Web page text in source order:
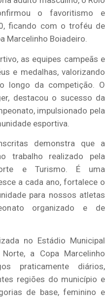
o favoritismo e
ficando com o troféu de
Marcelinho Boiadeiro.
as equipes campeãs e
e medalhas, valorizando
longo da competição. O
destacou o sucesso da
impulsionado pela
esportiva.
demonstra que a
trabalho realizado pela
e Turismo. É uma
a cada ano, fortalece o
para nossos atletas
organizado e de
no Estádio Municipal
a Copa Marcelinho
praticamente diários,
regiões do município e
de base, feminino e